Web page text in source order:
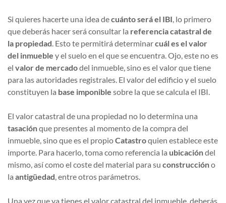
Si quieres hacerte una idea decuánto será el IBI , lo primero
que deberás hacer será consultar la referencia catastral de
la propiedad . Esto te permitirá determinarcuál es el valor
del inmueble y el suelo en el que se encuentra. Ojo, este no es
el valor de mercadodel inmueble, sino es el valor que tiene
para las autoridades registrales. El valor del edificio y el suelo
constituyen la base imponible sobre la que se calcula el IBI.
El valor catastral de una propiedad no lo determina una
tasaciónque presentes al momento de la compra del
inmueble, sino que es el propioCatastroquien establece este
importe. Para hacerlo, toma como referencia la ubicacióndel
mismo, así como el coste del material para su construccióno
la antigüedad , entre otros parámetros.
Una vez que ya tienes el valor catastral del inmueble, deberás